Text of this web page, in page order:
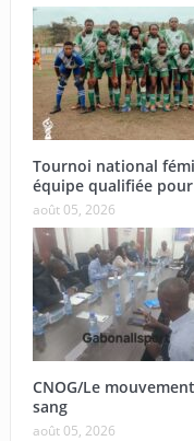
Tournoi national
équipe qualifiée
août 05, 2026
CNOG/Le
sang
août 05, 2026